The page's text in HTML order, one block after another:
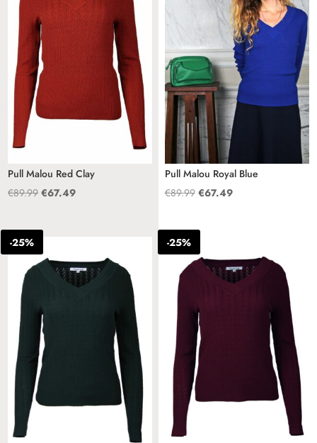
Pull Malou Red Clay
€89.99 Oorspronkelijke
was:
€67.49Huidige
Pull Malou Royal Blue
€89.99 Oorspronkelijke
was:
€67.49Huidige
-25% -25%